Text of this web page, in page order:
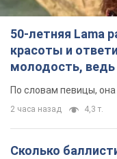
50-летняя Lama
красоты и
молодость, ведь
По словам певицы,
2 часа назад 4,3 т.
Сколько